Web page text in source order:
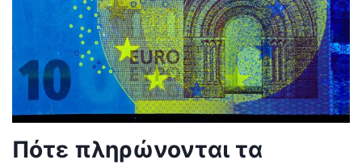
Πότε πληρώνονται τα